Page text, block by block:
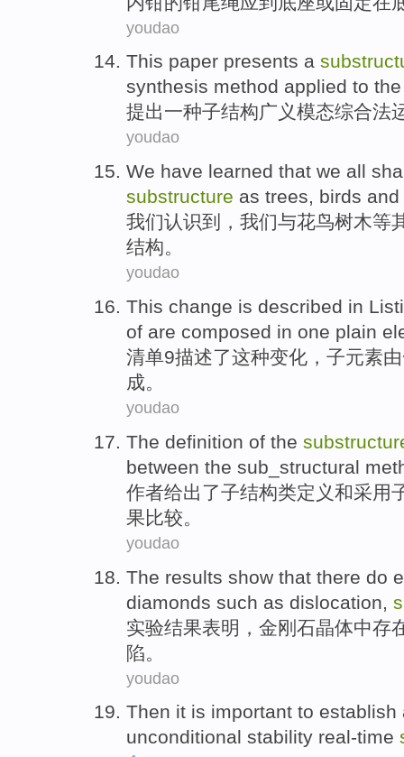
youdao
This paper presents a
synthesis method applied to
提出一种子结构广义模态综合法
youdao
We have learned that we all
substructure as trees, birds and
我们认识到，我们与花鸟树木等
结构。
youdao
This change is described in
of are composed in one plain
清单9描述了这种变化 ， 子元素由
成。
youdao
The definition of the
between the sub_structural
作者给出了子结构类定义和采用
果比较。
youdao
The results show that there do
diamonds such as dislocation
实验结果表明 ， 金刚石晶体中存
陷 。
youdao
Then it is important to establish
unconditional stability real-time